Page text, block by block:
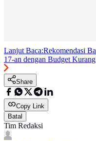
Lanjut Baca:Rekomendasi
17-an dengan Budget
Share
Copy Link
Batal
Tim Redaksi